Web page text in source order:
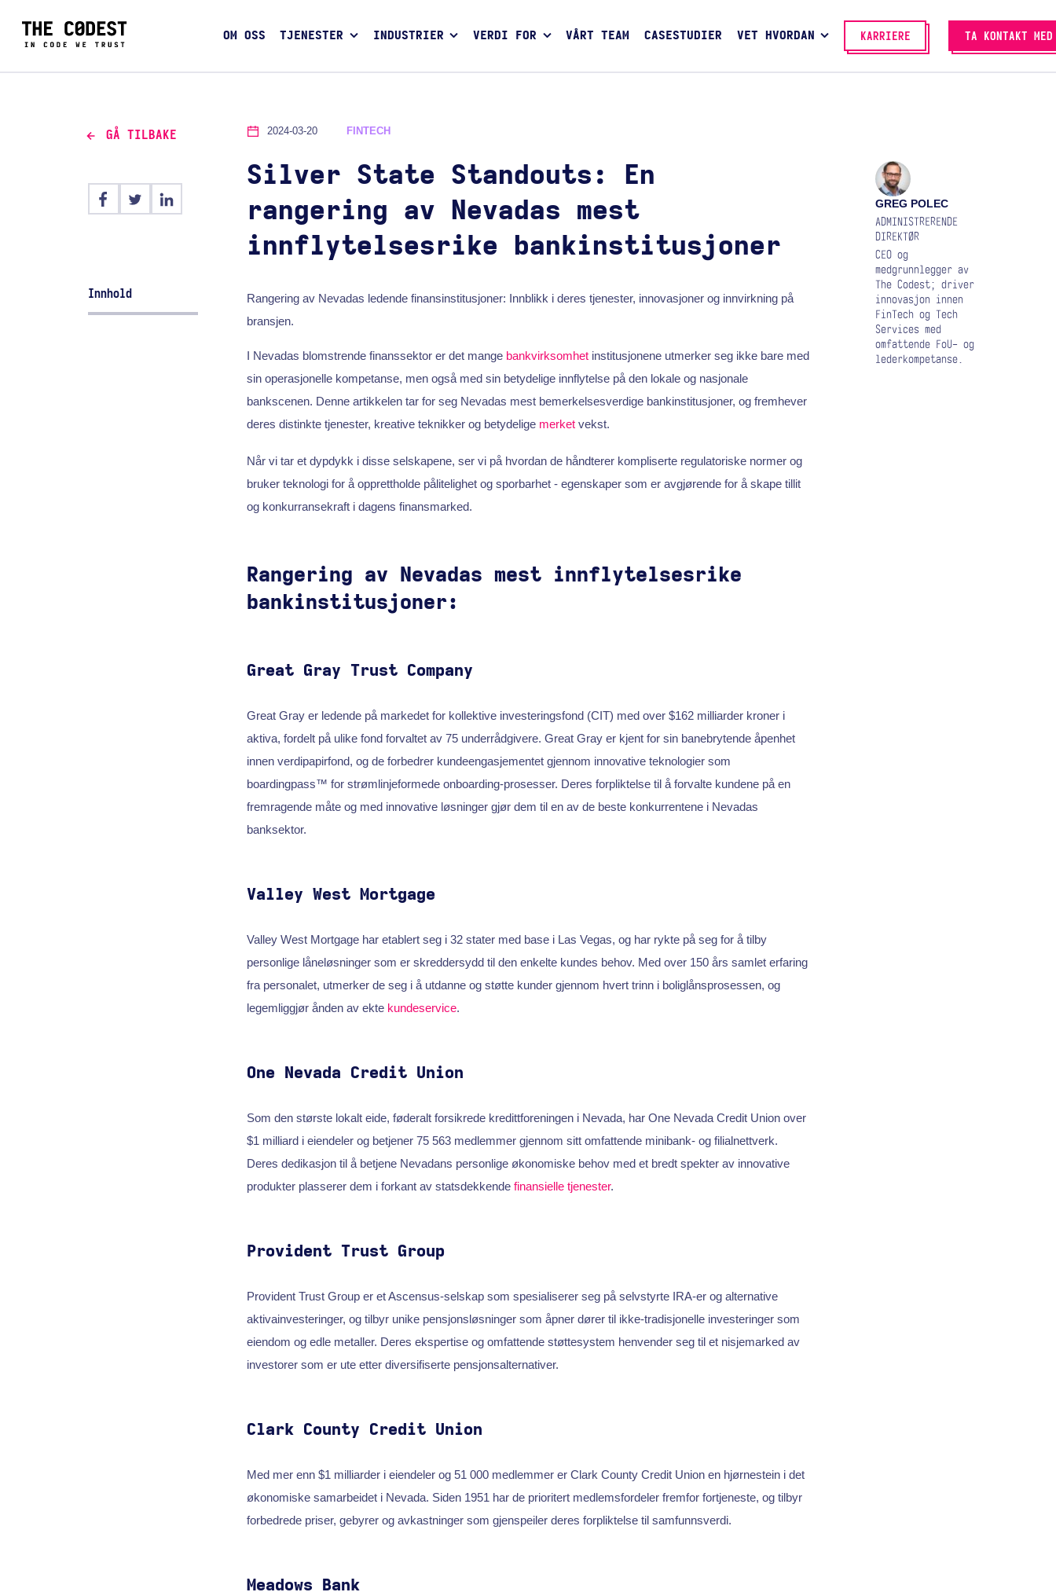
OM OSS TJENESTER INDUSTRIER VERDI FOR VÅRT TEAM CASESTUDIER VET HVORDAN KARRIERE TA KONTAKT MED
GÅ TILBAKE
Innhold
2024-03-20 FINTECH
Silver State Standouts: En
rangering av Nevadas mest
innflytelsesrike bankinstitusjoner
GREG POLEC
ADMINISTRERENDE
DIREKTØR
CEO og
medgrunnlegger av
The Codest; driver
innovasjon innen
FinTech og Tech
Services med
omfattende FoU- og
lederkompetanse.
Rangering av Nevadas ledende finansinstitusjoner: Innblikk i deres tjenester, innovasjoner og innvirkning på
bransjen.
I Nevadas blomstrende finanssektor er det mange bankvirksomhetinstitusjonene utmerker seg ikke bare med
sin operasjonelle kompetanse, men også med sin betydelige innflytelse på den lokale og nasjonale
bankscenen. Denne artikkelen tar for seg Nevadas mest bemerkelsesverdige bankinstitusjoner, og fremhever
deres distinkte tjenester, kreative teknikker og betydelige merketvekst.
Når vi tar et dypdykk i disse selskapene, ser vi på hvordan de håndterer kompliserte regulatoriske normer og
bruker teknologi for å opprettholde pålitelighet og sporbarhet - egenskaper som er avgjørende for å skape tillit
og konkurransekraft i dagens finansmarked.
Rangering av Nevadas mest innflytelsesrike
bankinstitusjoner:
Great Gray Trust Company
Great Gray er ledende på markedet for kollektive investeringsfond (CIT) med over $162 milliarder kroner i
aktiva, fordelt på ulike fond forvaltet av 75 underrådgivere. Great Gray er kjent for sin banebrytende åpenhet
innen verdipapirfond, og de forbedrer kundeengasjementet gjennom innovative teknologier som
boardingpass™ for strømlinjeformede onboarding-prosesser. Deres forpliktelse til å forvalte kundene på en
fremragende måte og med innovative løsninger gjør dem til en av de beste konkurrentene i Nevadas
banksektor.
Valley West Mortgage
Valley West Mortgage har etablert seg i 32 stater med base i Las Vegas, og har rykte på seg for å tilby
personlige låneløsninger som er skreddersydd til den enkelte kundes behov. Med over 150 års samlet erfaring
fra personalet, utmerker de seg i å utdanne og støtte kunder gjennom hvert trinn i boliglånsprosessen, og
legemliggjør ånden av ekte kundeservice.
One Nevada Credit Union
Som den største lokalt eide, føderalt forsikrede kredittforeningen i Nevada, har One Nevada Credit Union over
$1 milliard i eiendeler og betjener 75 563 medlemmer gjennom sitt omfattende minibank- og filialnettverk.
Deres dedikasjon til å betjene Nevadans personlige økonomiske behov med et bredt spekter av innovative
produkter plasserer dem i forkant av statsdekkende finansielle tjenester.
Provident Trust Group
Provident Trust Group er et Ascensus-selskap som spesialiserer seg på selvstyrte IRA-er og alternative
aktivainvesteringer, og tilbyr unike pensjonsløsninger som åpner dører til ikke-tradisjonelle investeringer som
eiendom og edle metaller. Deres ekspertise og omfattende støttesystem henvender seg til et nisjemarked av
investorer som er ute etter diversifiserte pensjonsalternativer.
Clark County Credit Union
Med mer enn $1 milliarder i eiendeler og 51 000 medlemmer er Clark County Credit Union en hjørnestein i det
økonomiske samarbeidet i Nevada. Siden 1951 har de prioritert medlemsfordeler fremfor fortjeneste, og tilbyr
forbedrede priser, gebyrer og avkastninger som gjenspeiler deres forpliktelse til samfunnsverdi.
Meadows Bank